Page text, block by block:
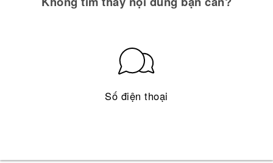
Số điện thoại